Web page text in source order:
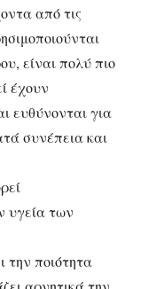
από τις
είναι πολύ πιο
έχουν
ευθύνονται για
συνέπεια και
υγεία των
την ποιότητα